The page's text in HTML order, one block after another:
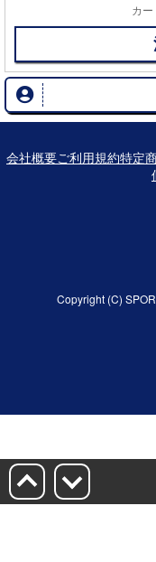
カー
会社概要ご利用規約特定
Copyright (C)